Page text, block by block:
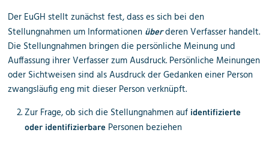
Der EuGH stellt zunächst fest, dass es sich bei den
Stellungnahmen um Informationen überderen Verfasser handelt.
Die Stellungnahmen bringen die persönliche Meinung und
Auffassung ihrer Verfasser zum Ausdruck. Persönliche Meinungen
oder Sichtweisen sind als Ausdruck der Gedanken einer Person
zwangsläufig eng mit dieser Person verknüpft.
Zur Frage, ob sich die Stellungnahmen auf identifizierte
oder identifizierbare Personen beziehen